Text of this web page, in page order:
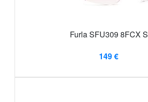
Furla SFU309 8FCX S
149 €